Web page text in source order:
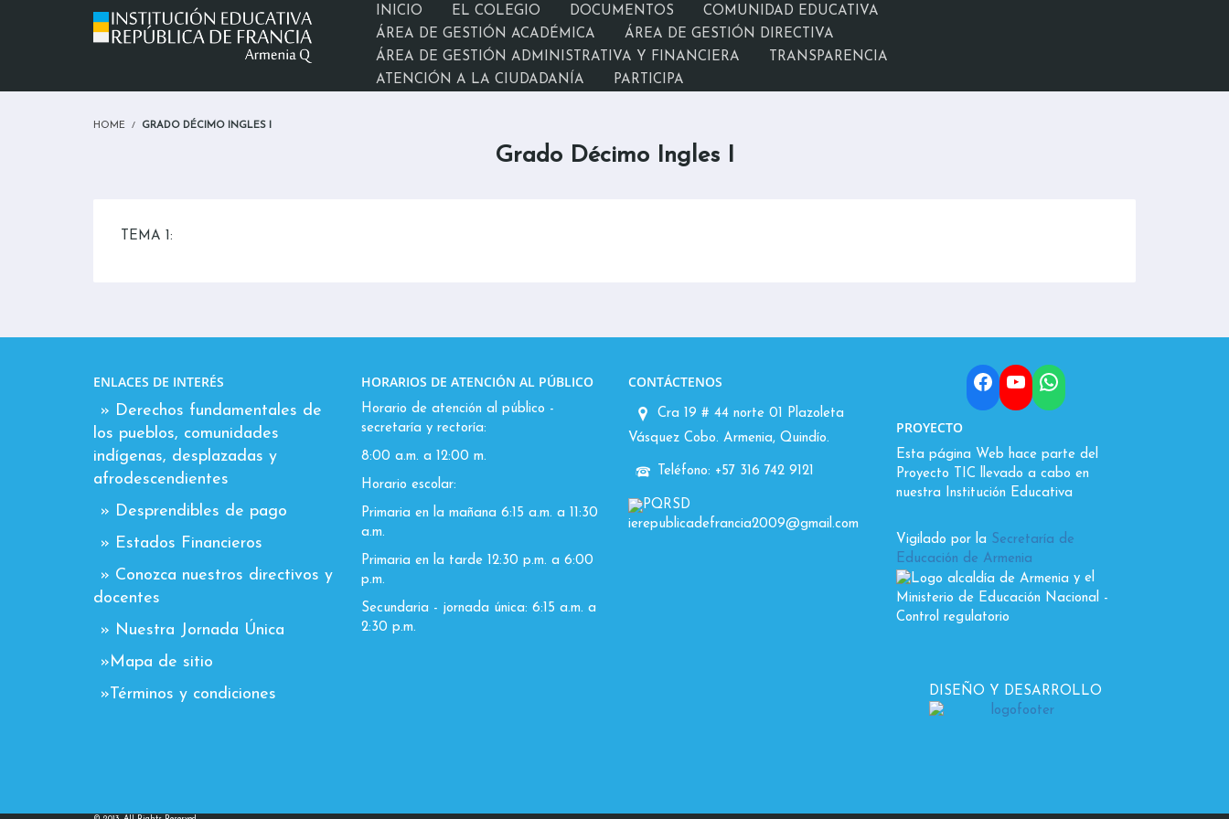
INICIO EL COLEGIO DOCUMENTOS
COMUNIDAD EDUCATIVA
ÁREA DE GESTIÓN ACADÉMICA
ÁREA DE GESTIÓN DIRECTIVA
ÁREA DE GESTIÓN ADMINISTRATIVA Y FINANCIERA
TRANSPARENCIA
ATENCIÓN A LA CIUDADANÍA
PARTICIPA
HOME GRADO DÉCIMO INGLES I
Grado Décimo Ingles I
TEMA 1:
ENLACES DE INTERÉS
» Derechos fundamentales de
los pueblos, comunidades
indígenas, desplazadas y
afrodescendientes
» Desprendibles de pago
» Estados Financieros
» Conozca nuestros directivos y
docentes
» Nuestra Jornada Única
»Mapa de sitio
»Términos y condiciones
HORARIOS DE ATENCIÓN AL PÚBLICO
Horario de atención al público -
secretaría y rectoría:
8:00 a.m. a 12:00 m.
Horario escolar:
Primaria en la mañana 6:15 a.m. a 11:30
a.m.
Primaria en la tarde 12:30 p.m. a 6:00
p.m.
Secundaria - jornada única: 6:15 a.m. a
2:30 p.m.
CONTÁCTENOS
Cra 19 # 44 norte 01 Plazoleta
Vásquez Cobo. Armenia, Quindío.
Teléfono: +57 316 742 9121
PQRSD
ierepublicadefrancia2009@gmail.com
Facebook
YouTubeWhatsApp
PROYECTO
Esta página Web hace parte del
Proyecto TIC llevado a cabo en
nuestra Institución Educativa
Vigilado por la Secretaría de
Educación de Armenia
y el
Ministerio de Educación Nacional -
Control regulatorio
DISEÑO Y DESARROLLO